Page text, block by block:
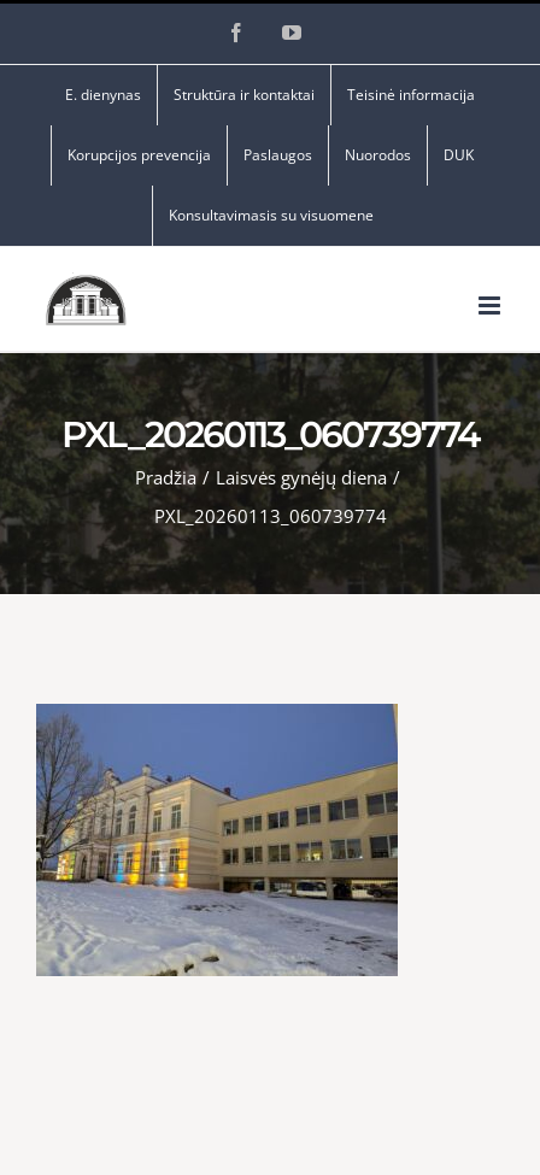
FacebookYouTube
E. dienynas Struktūra ir kontaktai Teisinė informacija
Korupcijos prevencija Paslaugos Nuorodos DUK
Konsultavimasis su visuomene
PXL_20260113_060739774
Pradžia / Laisvės gynėjų diena /
PXL_20260113_060739774